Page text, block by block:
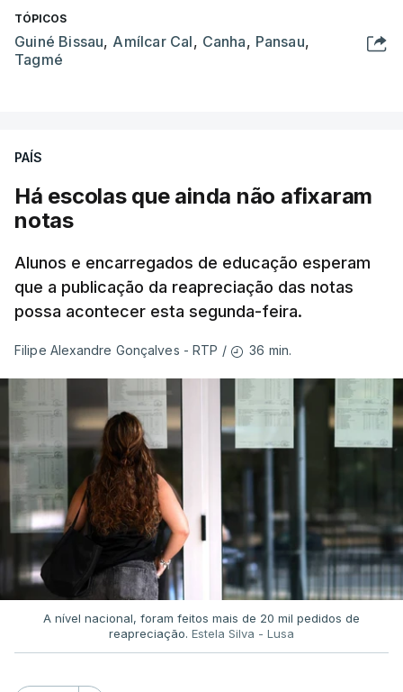
TÓPICOS
Guiné Bissau, Amílcar Cal, Canha, Pansau,
Tagmé
PAÍS
Há escolas que ainda não afixaram
notas
Alunos e encarregados de educação esperam
que a publicação da reapreciação das notas
possa acontecer esta segunda-feira.
Filipe Alexandre Gonçalves - RTP / 36 min.
A nível nacional, foram feitos mais de 20 mil pedidos de
reapreciação. Estela Silva - Lusa